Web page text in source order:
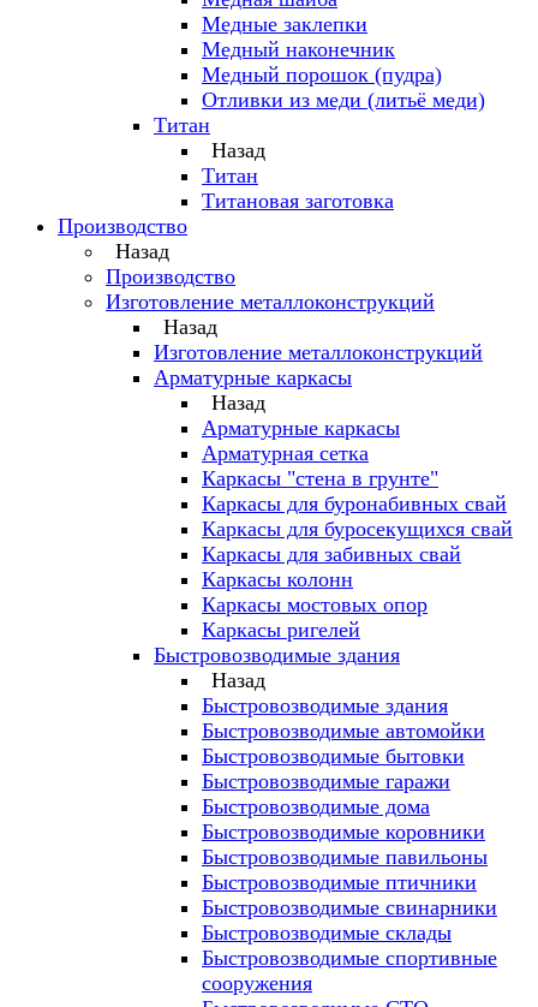
Медные заклепки
Медный наконечник
Медный порошок (пудра)
Отливки из меди (литьё меди)
Титан
Назад
Титан
Титановая заготовка
Производство
Назад
Производство
Изготовление металлоконструкций
Назад
Изготовление металлоконструкций
Арматурные каркасы
Назад
Арматурные каркасы
Арматурная сетка
Каркасы "стена в грунте"
Каркасы для буронабивных свай
Каркасы для буросекущихся свай
Каркасы для забивных свай
Каркасы колонн
Каркасы мостовых опор
Каркасы ригелей
Быстровозводимые здания
Назад
Быстровозводимые здания
Быстровозводимые автомойки
Быстровозводимые бытовки
Быстровозводимые гаражи
Быстровозводимые дома
Быстровозводимые коровники
Быстровозводимые павильоны
Быстровозводимые птичники
Быстровозводимые свинарники
Быстровозводимые склады
Быстровозводимые спортивные
сооружения